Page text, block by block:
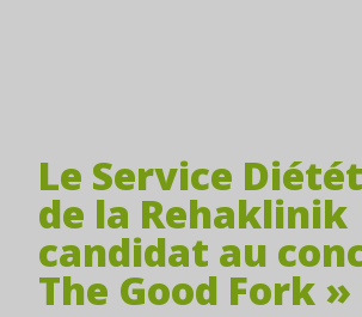
Le Service
de la Rehaklinik
candidat au
The Good Fork »